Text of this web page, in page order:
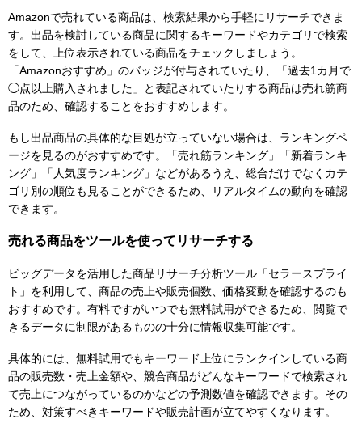
Amazonで売れている商品は、検索結果から手軽にリサーチできま
す。出品を検討している商品に関するキーワードやカテゴリで検索
をして、上位表示されている商品をチェックしましょう。
「Amazonおすすめ」のバッジが付与されていたり、「過去1カ月で
◯点以上購入されました」と表記されていたりする商品は売れ筋商
品のため、確認することをおすすめします。
もし出品商品の具体的な目処が立っていない場合は、ランキングペ
ージを見るのがおすすめです。「売れ筋ランキング」「新着ランキ
ング」「人気度ランキング」などがあるうえ、総合だけでなくカテ
ゴリ別の順位も見ることができるため、リアルタイムの動向を確認
できます。
売れる商品をツールを使ってリサーチする
ビッグデータを活用した商品リサーチ分析ツール「セラースプライ
ト」を利用して、商品の売上や販売個数、価格変動を確認するのも
おすすめです。有料ですがいつでも無料試用ができるため、閲覧で
きるデータに制限があるものの十分に情報収集可能です。
具体的には、無料試用でもキーワード上位にランクインしている商
品の販売数・売上金額や、競合商品がどんなキーワードで検索され
て売上につながっているのかなどの予測数値を確認できます。その
ため、対策すべきキーワードや販売計画が立てやすくなります。